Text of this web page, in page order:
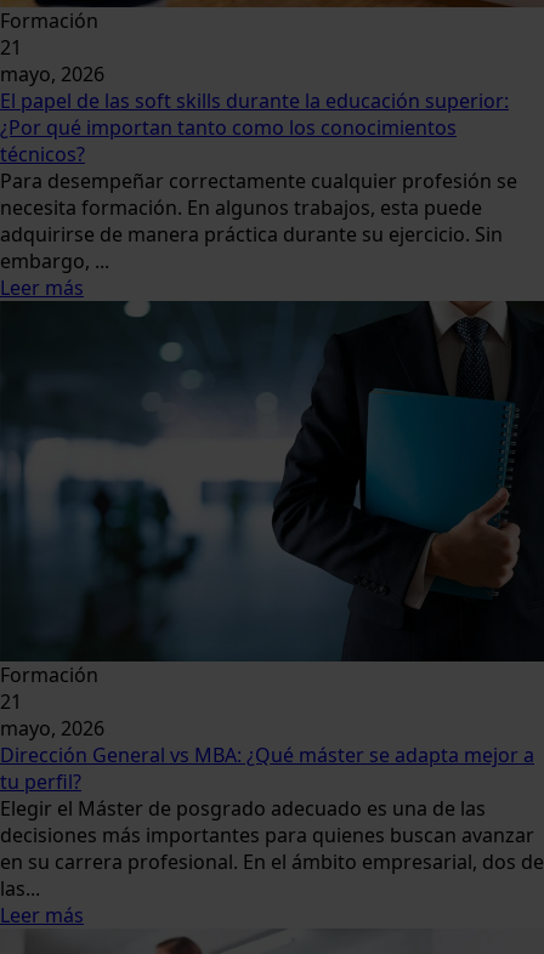
Formación
21
mayo, 2026
El papel de las soft skills durante la educación superior:
¿Por qué importan tanto como los conocimientos
técnicos?
Para desempeñar correctamente cualquier profesión se
necesita formación. En algunos trabajos, esta puede
adquirirse de manera práctica durante su ejercicio. Sin
embargo, ...
Leer más
Formación
21
mayo, 2026
Dirección General vs MBA: ¿Qué máster se adapta mejor a
tu perfil?
Elegir el Máster de posgrado adecuado es una de las
decisiones más importantes para quienes buscan avanzar
en su carrera profesional. En el ámbito empresarial, dos de
las...
Leer más